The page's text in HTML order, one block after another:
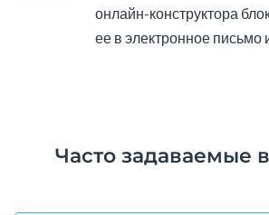
онлайн-конструктора
ее в электронное
Часто задаваемые